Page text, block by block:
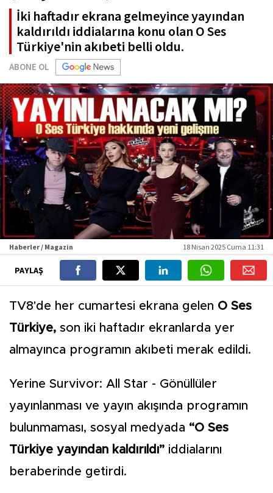
İki haftadır ekrana gelmeyince yayından
kaldırıldı iddialarına konu olan O Ses
Türkiye'nin akıbeti belli oldu.
ABONE OL
Haberler / Magazin 18 Nisan 2025 Cuma 11:31
PAYLAŞ
TV8'de her cumartesi ekrana gelen O Ses
Türkiye, son iki haftadır ekranlarda yer
almayınca programın akıbeti merak edildi.
Yerine Survivor: All Star - Gönüllüler
yayınlanması ve yayın akışında programın
bulunmaması, sosyal medyada “O Ses
Türkiye yayından kaldırıldı” iddialarını
beraberinde getirdi.